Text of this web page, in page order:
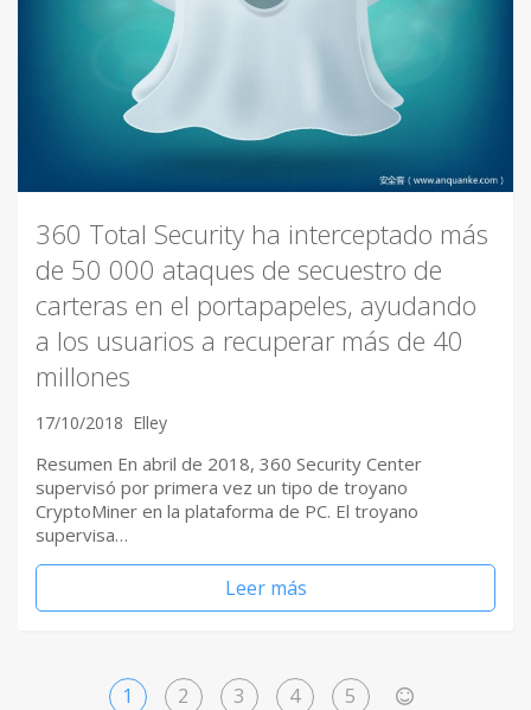
360 Total Security ha interceptado más
de 50 000 ataques de secuestro de
carteras en el portapapeles, ayudando
a los usuarios a recuperar más de 40
millones
17/10/2018 Elley
Resumen En abril de 2018, 360 ​Security Center
supervisó por primera vez un tipo de troyano
CryptoMiner en la plataforma de PC. El troyano
supervisa…
Leer más
1 2 3 4 5